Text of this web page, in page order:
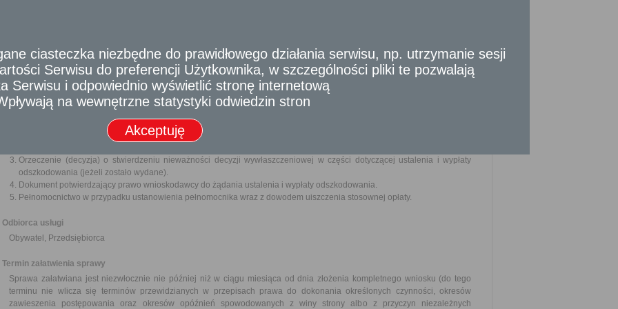
Wymagane dokumenty
Wniosek o odszkodowanie, który powinien w szczególności zawierać:
imię, nazwisko i adres wnioskodawcy,
datę wniosku i podpis,
dane pozwalające na dokładne określenie położenia gruntu i zakresu zgłoszonego żądania oraz potwierdzić,
iż wnioskodawca jest uprawniony do ubiegania się o odszkodowanie,
imiona i nazwiska oraz aktualne adresy pozostałych osób uprawnionych do ubiegania się o odszkodowanie.
Orzeczenie (decyzja) o stwierdzeniu nieważności decyzji wywłaszczeniowej w części dotyczącej ustalenia i wypłaty
odszkodowania (jeżeli zostało wydane).
Dokument potwierdzający prawo wnioskodawcy do żądania ustalenia i wypłaty odszkodowania.
Pełnomocnictwo w przypadku ustanowienia pełnomocnika wraz z dowodem uiszczenia stosownej opłaty.
Odbiorca usługi
Obywatel, Przedsiębiorca
Termin załatwienia sprawy
Sprawa załatwiana jest niezwłocznie nie później niż w ciągu miesiąca od dnia złożenia kompletnego wniosku (do tego
terminu nie wlicza się terminów przewidzianych w przepisach prawa do dokonania określonych czynności, okresów
zawieszenia postępowania oraz okresów opóźnień spowodowanych z winy strony albo z przyczyn niezależnych
ciasteczka niezbędne do prawidłowego działania serwisu, np. utrzymanie sesji
Serwisu do preferencji Użytkownika, w szczególności pliki te pozwalają
Serwisu i odpowiednio wyświetlić stronę internetową
na wewnętrzne statystyki odwiedzin stron
Akceptuję